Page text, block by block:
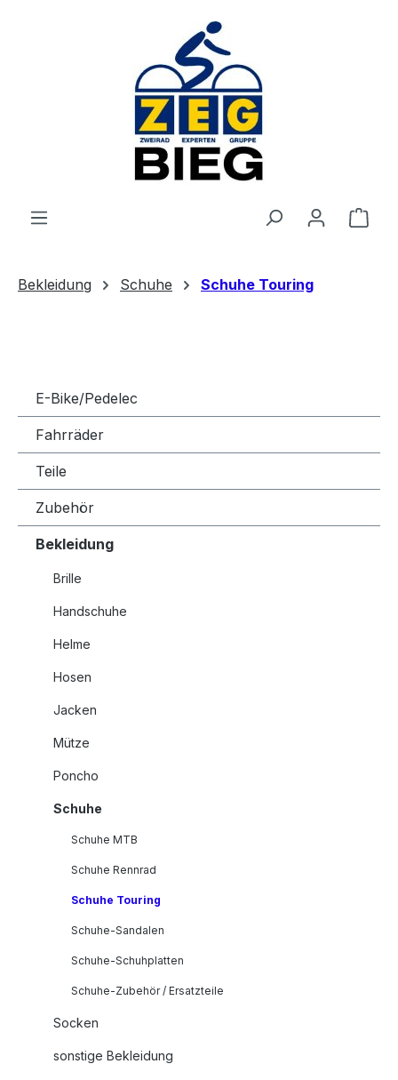
Bekleidung Schuhe Schuhe Touring
E-Bike/Pedelec
Fahrräder
Teile
Zubehör
Bekleidung
Brille
Handschuhe
Helme
Hosen
Jacken
Mütze
Poncho
Schuhe
Schuhe MTB
Schuhe Rennrad
Schuhe Touring
Schuhe-Sandalen
Schuhe-Schuhplatten
Schuhe-Zubehör / Ersatzteile
Socken
sonstige Bekleidung